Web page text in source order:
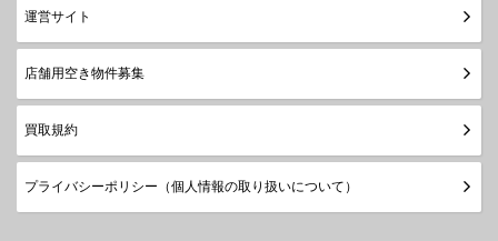
運営サイト
店舗用空き物件募集
買取規約
プライバシーポリシー（個人情報の取り扱いについて）